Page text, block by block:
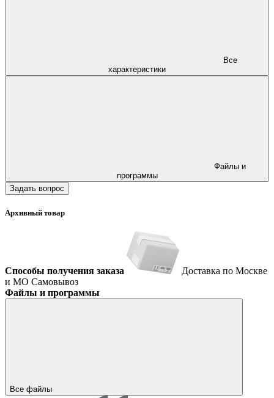
характеристики
программы
Задать вопрос
Архивный товар
Способы получения заказа
Доставка по Москве
и МО Самовывоз
Файлы и программы
Все файлы